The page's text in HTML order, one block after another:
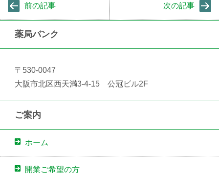
前の記事 次の記事
薬局バンク
〒530-0047
大阪市北区西天満3-4-15 公冠ビル2F
ご案内
ホーム
開業ご希望の方